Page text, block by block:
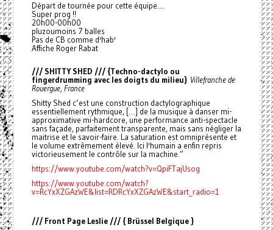
Départ de tournée pour cette équipe....
Super prog !!
20h00-00h00
pluzoumoins 7 balles
Pas de CB comme d'hab'
Affiche Roger Rabat
/// SHITTY SHED /// {Techno-dactylo ou
fingerdrumming avec les doigts du milieu} Villefranche de
Rouergue, France
Shitty Shed c’est une construction dactylographique
essentiellement rythmique, […] de la musique à danser mi-
approximative mi-hardcore, une performance anti-spectacle
sans façade, parfaitement transparente, mais sans négliger la
maitrise et le savoir-faire. La saturation est omniprésente et
le volume extrêmement élevé. Ici l'humain a enfin repris
victorieusement le contrôle sur la machine.”
https://www.youtube.com/watch?v=QpiFTajUsog
https://www.youtube.com/watch?
v=RcYxXZGAzWE&list=RDRcYxXZGAzWE&start_radio=1
/// Front Page Leslie /// { Brüssel Belgique }